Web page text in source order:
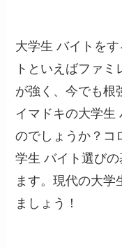
大学生 バイトを
トといえばファ
が強く、今でも根
イマドキの大学生
のでしょうか？コ
学生 バイト選び
ます。現代の大学
ましょう！